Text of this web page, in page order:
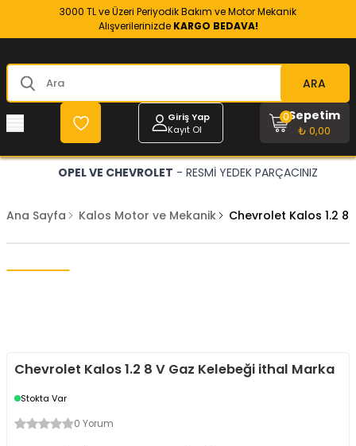
3000 TL ve Üzeri Periyodik Bakım ve Motor Mekanik
Alışverilerinizde KARGO BEDAVA!
ARA
Giriş Yap
Kayıt Ol
Sepetim
₺ 0,00
0
OPEL VE CHEVROLET - RESMİ YEDEK PARÇACINIZ
Ana Sayfa Kalos Motor ve Mekanik Chevrolet Kalos 1.2 8
Chevrolet Kalos 1.2 8 V Gaz Kelebeği ithal Marka
Stokta Var
0 Yorum